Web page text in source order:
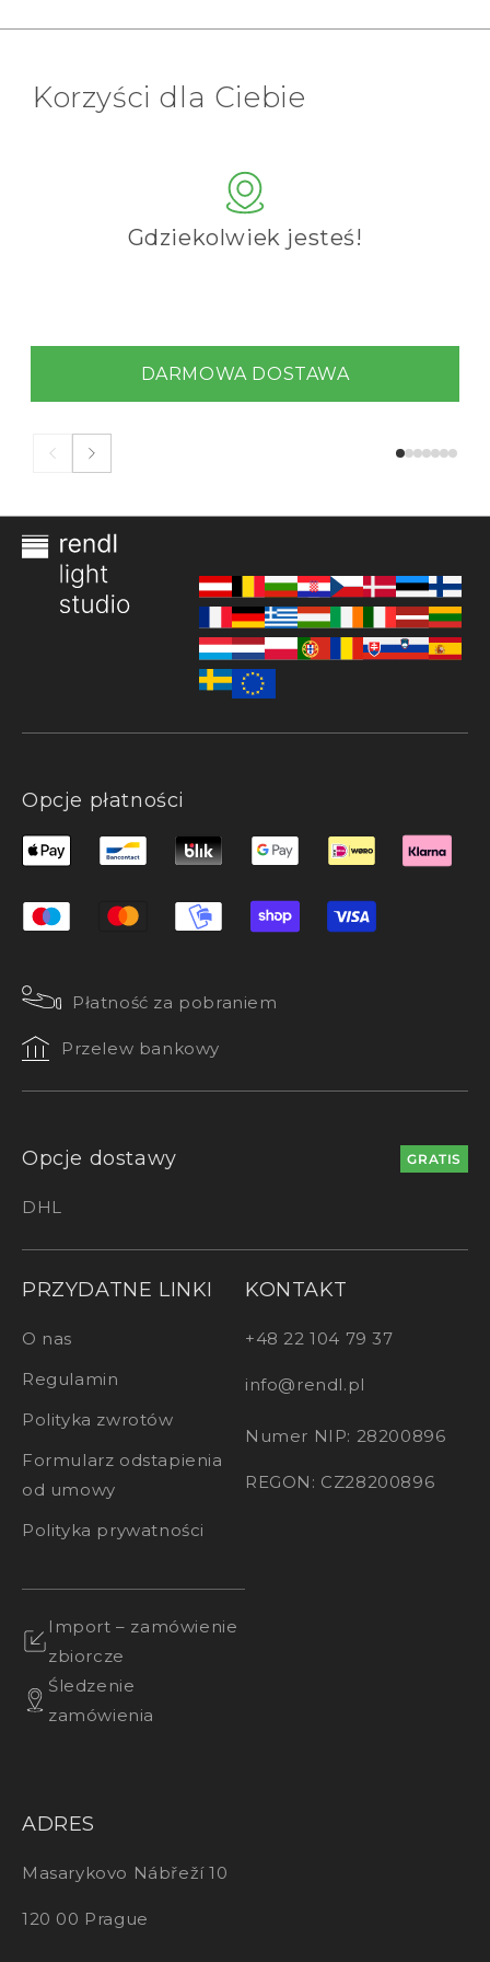
Korzyści dla Ciebie
Gdziekolwiek jesteś!
DARMOWA DOSTAWA
Opcje płatności
Płatność za pobraniem
Przelew bankowy
Opcje dostawy GRATIS
DHL
PRZYDATNE LINKI
O nas
Regulamin
Polityka zwrotów
Formularz odstapienia
od umowy
Polityka prywatności
Import – zamówienie
zbiorcze
Śledzenie
zamówienia
KONTAKT
+48 22 104 79 37
info@rendl.pl
Numer NIP: 28200896
REGON: CZ28200896
ADRES
Masarykovo Nábřeží 10
120 00 Prague